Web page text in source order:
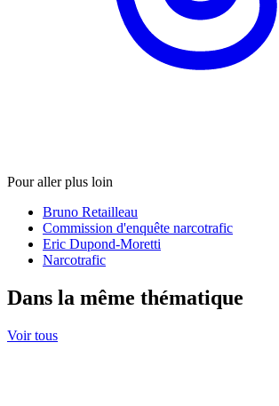
Pour aller plus loin
Bruno Retailleau
Commission d'enquête narcotrafic
Eric Dupond-Moretti
Narcotrafic
Dans la même thématique
Voir tous